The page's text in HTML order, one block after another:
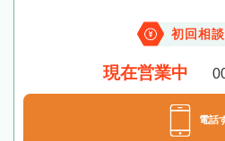
初回相
現在営業中
電話